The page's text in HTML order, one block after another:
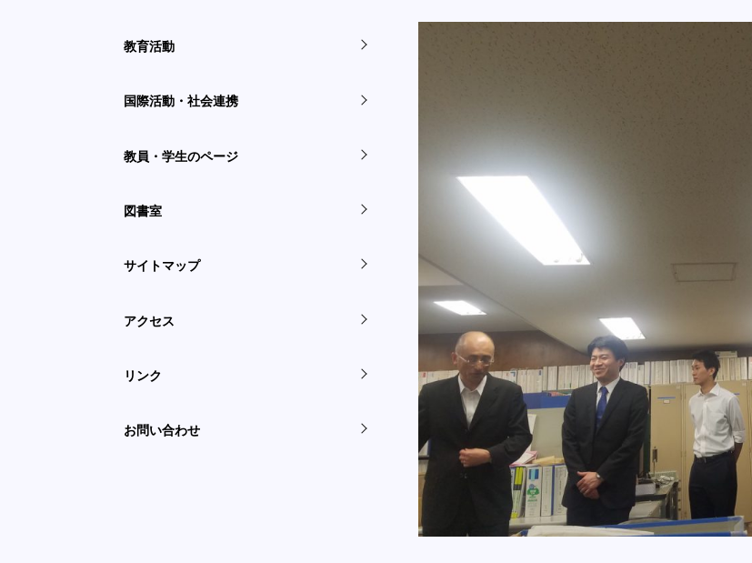
教育活動
国際活動・社会連携
教員・学生のページ
図書室
サイトマップ
アクセス
リンク
お問い合わせ